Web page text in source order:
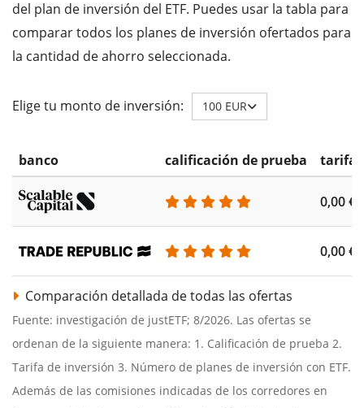
del plan de inversión del ETF. Puedes usar la tabla para
comparar todos los planes de inversión ofertados para
la cantidad de ahorro seleccionada.
Elige tu monto de inversión: 100 EUR
banco calificación de prueba tarifa
0,00 €
0,00 €
Comparación detallada de todas las ofertas
Fuente: investigación de justETF; 8/2026. Las ofertas se
ordenan de la siguiente manera: 1. Calificación de prueba 2.
Tarifa de inversión 3. Número de planes de inversión con ETF.
Además de las comisiones indicadas de los corredores en